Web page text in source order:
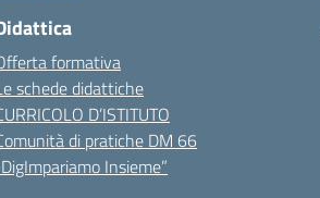
formativa
schede didattiche
D’ISTITUTO
di pratiche DM 66
Insieme”